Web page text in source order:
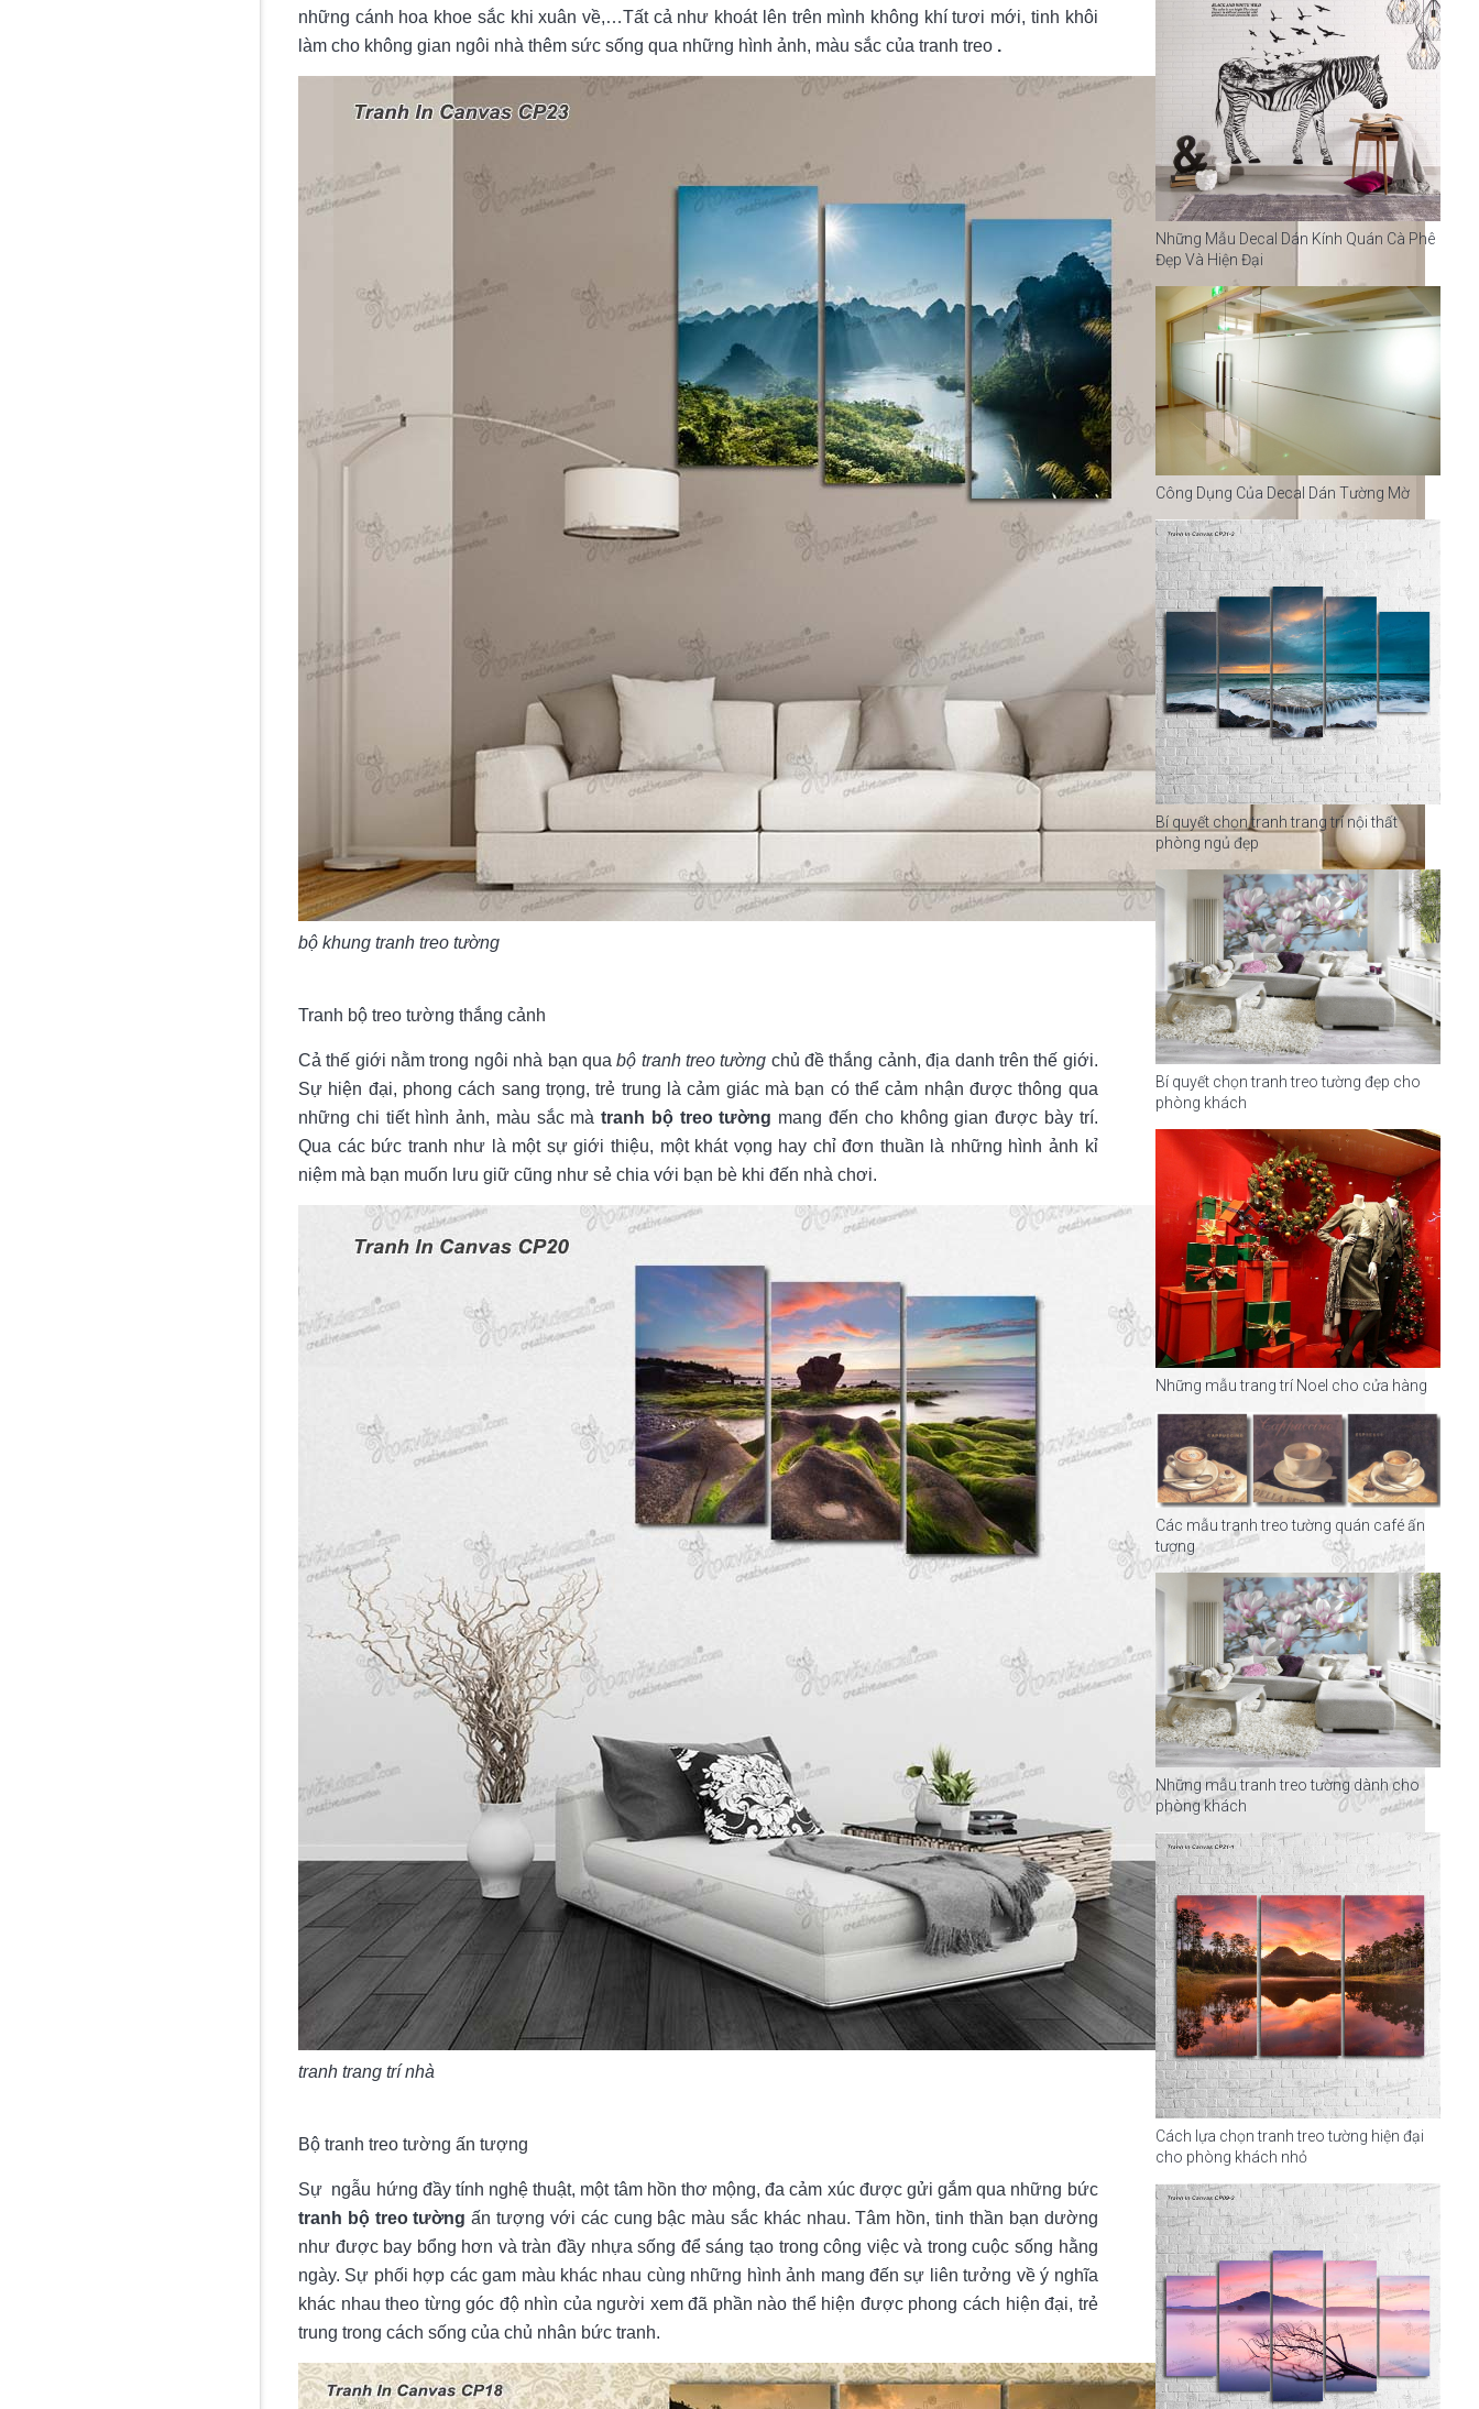
những cánh hoa khoe sắc khi xuân về,…Tất cả như khoát lên trên mình không khí tươi mới, tinh khôi
làm cho không gian ngôi nhà thêm sức sống qua những hình ảnh, màu sắc của tranh treo .
bộ khung tranh treo tường
Tranh bộ treo tường thắng cảnh
Cả thế giới nằm trong ngôi nhà bạn quabộ tranh treo tường chủ đề thắng cảnh, địa danh trên thế giới.
Sự hiện đại, phong cách sang trọng, trẻ trung là cảm giác mà bạn có thể cảm nhận được thông qua
những chi tiết hình ảnh, màu sắc màtranh bộ treo tường mang đến cho không gian được bày trí.
Qua các bức tranh như là một sự giới thiệu, một khát vọng hay chỉ đơn thuần là những hình ảnh kỉ
niệm mà bạn muốn lưu giữ cũng như sẻ chia với bạn bè khi đến nhà chơi.
tranh trang trí nhà
Bộ tranh treo tường ấn tượng
Sự ngẫu hứng đầy tính nghệ thuật, một tâm hồn thơ mộng, đa cảm xúc được gửi gắm qua những bức
tranh bộ treo tường ấn tượng với các cung bậc màu sắc khác nhau. Tâm hồn, tinh thần bạn dường
như được bay bổng hơn và tràn đầy nhựa sống để sáng tạo trong công việc và trong cuộc sống hằng
ngày. Sự phối hợp các gam màu khác nhau cùng những hình ảnh mang đến sự liên tưởng về ý nghĩa
khác nhau theo từng góc độ nhìn của người xem đã phần nào thể hiện được phong cách hiện đại, trẻ
trung trong cách sống của chủ nhân bức tranh.
Những Mẫu Decal Dán Kính Quán Cà Phê
Đẹp Và Hiện Đại
Công Dụng Của Decal Dán Tường Mờ
Bí quyết chọn tranh trang trí nội thất
phòng ngủ đẹp
Bí quyết chọn tranh treo tường đẹp cho
phòng khách
Những mẫu trang trí Noel cho cửa hàng
Các mẫu tranh treo tường quán café ấn
tượng
Những mẫu tranh treo tường dành cho
phòng khách
Cách lựa chọn tranh treo tường hiện đại
cho phòng khách nhỏ